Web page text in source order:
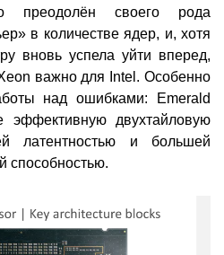
преодолён своего рода
в количестве ядер, и, хотя
вновь успела уйти вперед,
важно для Intel. Особенно
над ошибками: Emerald
эффективную двухтайловую
латентностью и большей
способностью.